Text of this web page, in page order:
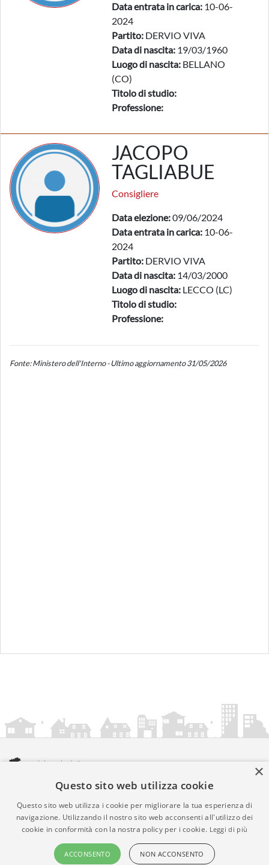
Data entrata in carica: 10-06-
2024
Partito: DERVIO VIVA
Data di nascita: 19/03/1960
Luogo di nascita: BELLANO
(CO)
Titolo di studio:
Professione:
JACOPO
TAGLIABUE
Consigliere
Data elezione:09/06/2024
Data entrata in carica: 10-06-
2024
Partito: DERVIO VIVA
Data di nascita: 14/03/2000
Luogo di nascita: LECCO (LC)
Titolo di studio:
Professione:
Fonte: Ministero dell'Interno - Ultimo aggiornamento 31/05/2026
amministrazionicomunali.it è una iniziativa diartemedia.it
© Copyright MMXXIV - P.IVA 05400000724
Informazioni sul servizio |Informativa Privacy| Informativa
Cookies • Time 0.011
×
Questo sito web utilizza cookie
Questo sito web utilizza i cookie per migliorare la tua esperienza di
navigazione. Utilizzando il nostro sito web acconsenti all'utilizzo dei
cookie in conformità con la nostra policy per i cookie. Leggi di più
ACCONSENTO NON ACCONSENTO